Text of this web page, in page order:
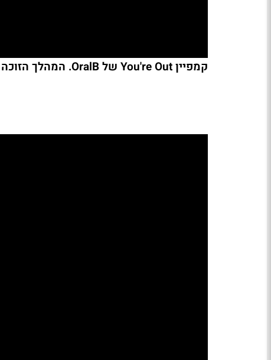
קמפיין You're Out של OralB. המהלך הזוכה ב-2 פרסי כסף ו-2 זהב